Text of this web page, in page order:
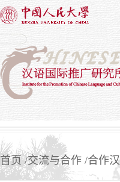
首页 交流与合作 合作